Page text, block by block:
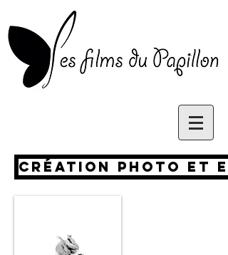
CRéation photo et